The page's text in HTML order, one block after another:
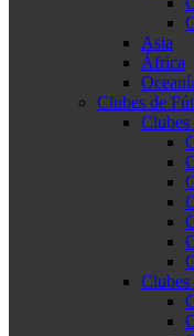
Asia
África
Clubes de
Clubes
Clubes